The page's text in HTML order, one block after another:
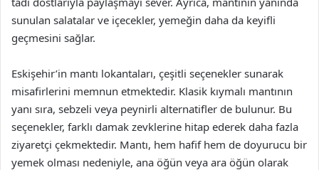
sunulan salatalar ve içecekler, yemeğin daha da keyifli
geçmesini sağlar.
Eskişehir’in mantı lokantaları, çeşitli seçenekler sunarak
misafirlerini memnun etmektedir. Klasik kıymalı mantının
yanı sıra, sebzeli veya peynirli alternatifler de bulunur. Bu
seçenekler, farklı damak zevklerine hitap ederek daha fazla
ziyaretçi çekmektedir. Mantı, hem hafif hem de doyurucu bir
yemek olması nedeniyle, ana öğün veya ara öğün olarak